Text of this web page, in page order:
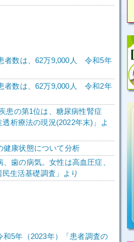
者数は、62万9,000人 令和5年
者数は、62万9,000人 令和2年
患の第1位は、糖尿病性腎症
析療法の現況(2022年末)」よ
健康状態について分析
歯の病気。女性は高血圧症、
生活基礎調査」より
5年（2023年）「患者調査の